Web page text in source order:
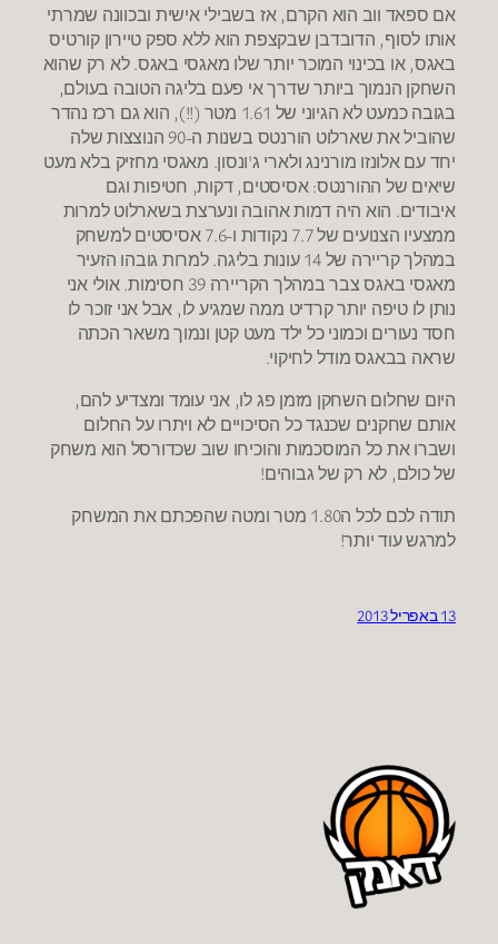
אם ספאד ווב הוא הקרם, אז בשבילי אישית ובכוונה שמרתי
אותו לסוף, הדובדבן שבקצפת הוא ללא ספק טיירון קורטיס
באגס, או בכינוי המוכר יותר שלו מאגסי באגס. לא רק שהוא
השחקן הנמוך ביותר שדרך אי פעם בליגה הטובה בעולם,
בגובה כמעט לא הגיוני של 1.61 מטר (!!), הוא גם רכז נהדר
שהוביל את שארלוט הורנטס בשנות ה-90 הנוצצות שלה
יחד עם אלונזו מורנינג ולארי ג'ונסון. מאגסי מחזיק בלא מעט
שיאים של ההורנטס: אסיסטים, דקות, חטיפות וגם
איבודים. הוא היה דמות אהובה ונערצת בשארלוט למרות
ממצעיו הצנועים של 7.7 נקודות ו-7.6 אסיסטים למשחק
במהלך קריירה של 14 עונות בליגה. למרות גובהו הזעיר
מאגסי באגס צבר במהלך הקריירה 39 חסימות. אולי אני
נותן לו טיפה יותר קרדיט ממה שמגיע לו, אבל אני זוכר לו
חסד נעורים וכמוני כל ילד מעט קטן ונמוך משאר הכתה
שראה בבאגס מודל לחיקוי.
היום שחלום השחקן מזמן פג לו, אני עומד ומצדיע להם,
אותם שחקנים שכנגד כל הסיכויים לא ויתרו על החלום
ושברו את כל המוסכמות והוכיחו שוב שכדורסל הוא משחק
של כולם, לא רק של גבוהים!
תודה לכם לכל ה1.80 מטר ומטה שהפכתם את המשחק
למרגש עוד יותר!
13 באפריל 2013